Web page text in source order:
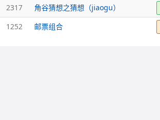
2317
角谷猜想之猜想（jiaogu）
1252
邮票组合